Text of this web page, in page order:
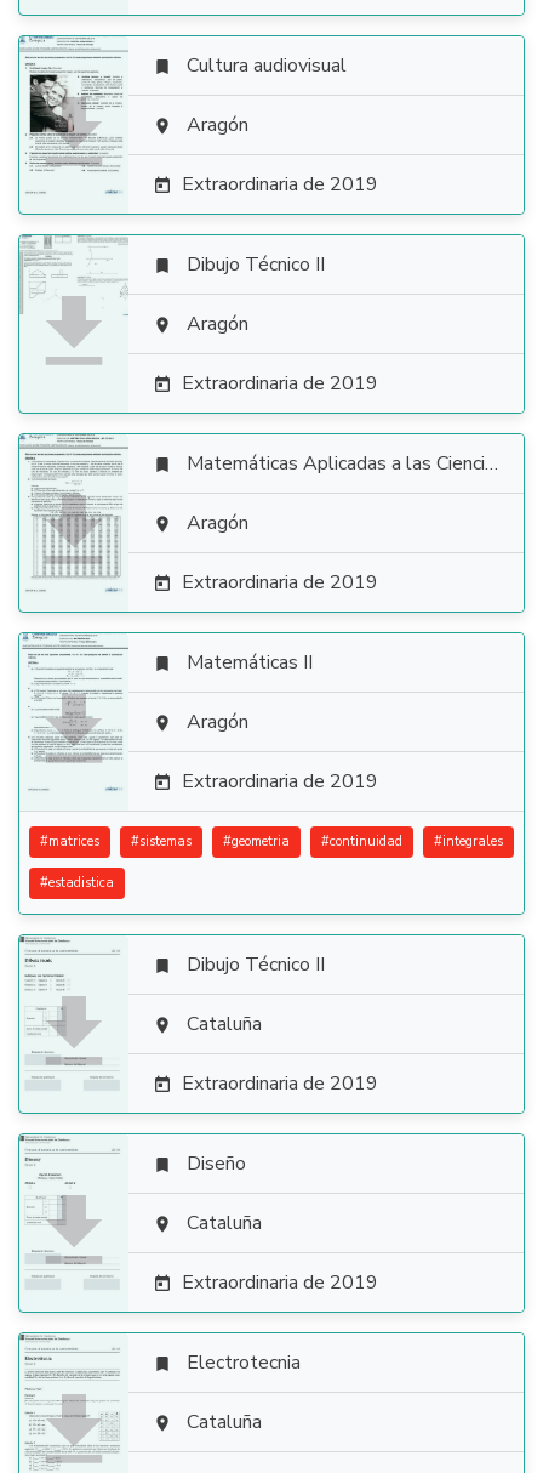

 Cultura audiovisual
 Aragón
 Extraordinaria de 2019

 Dibujo Técnico II
 Aragón
 Extraordinaria de 2019

 Matemáticas Aplicadas a las Ciencias Sociales
 Aragón
 Extraordinaria de 2019

 Matemáticas II
 Aragón
 Extraordinaria de 2019
#matrices #sistemas #geometria #continuidad #integrales
#estadistica

 Dibujo Técnico II
 Cataluña
 Extraordinaria de 2019

 Diseño
 Cataluña
 Extraordinaria de 2019

 Electrotecnia
 Cataluña